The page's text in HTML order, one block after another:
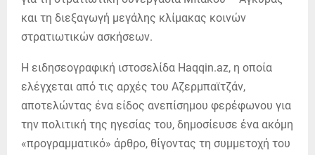
και τη διεξαγωγή μεγάλης κλίμακας κοινών
στρατιωτικών ασκήσεων.
Η ειδησεογραφική ιστοσελίδα Haqqin.az, η οποία
ελέγχεται από τις αρχές του Αζερμπαϊτζάν,
αποτελώντας ένα είδος ανεπίσημου φερέφωνου για
την πολιτική της ηγεσίας του, δημοσίευσε ένα ακόμη
«προγραμματικό» άρθρο, θίγοντας τη συμμετοχή του